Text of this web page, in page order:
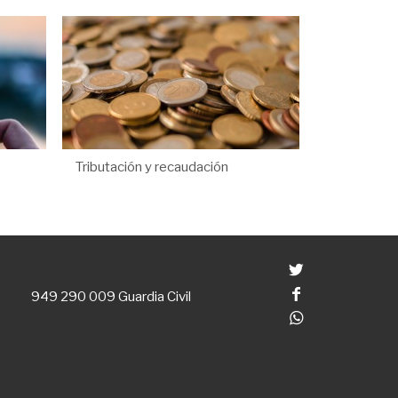
Tributación y recaudación
949 290 009 Guardia Civil